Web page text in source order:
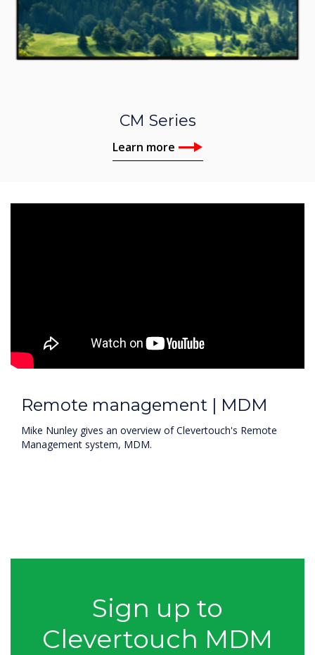
CM Series
Learn more
Remote management | MDM
Mike Nunley gives an overview of Clevertouch's Remote
Management system, MDM.
Sign up to
Clevertouch MDM